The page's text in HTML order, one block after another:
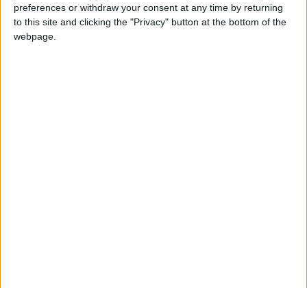
preferences or withdraw your consent at any time by returning
to this site and clicking the "Privacy" button at the bottom of the
webpage.
Come guadagnare online